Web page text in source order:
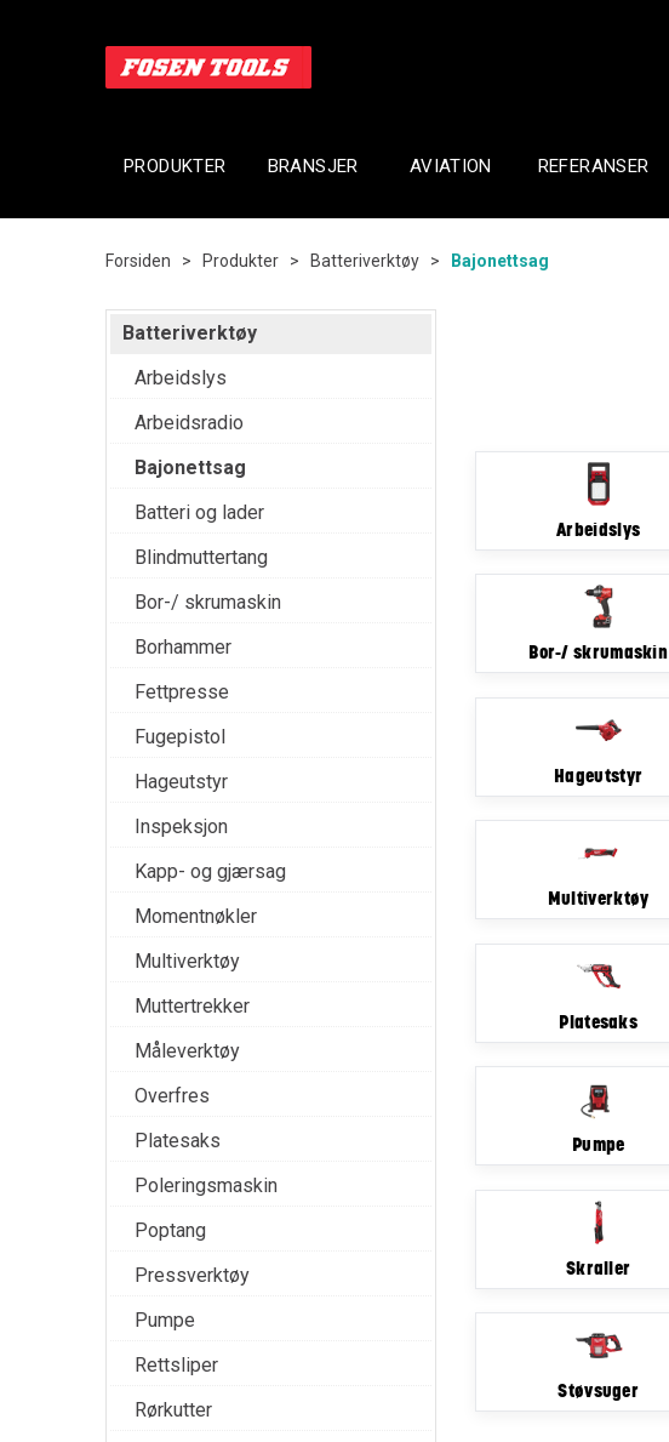
PRODUKTER BRANSJER AVIATION REFERANSER
Forsiden > Produkter > Batteriverktøy > Bajonettsag
Batteriverktøy
Arbeidslys
Arbeidsradio
Bajonettsag
Batteri og lader
Blindmuttertang
Bor-/ skrumaskin
Borhammer
Fettpresse
Fugepistol
Hageutstyr
Inspeksjon
Kapp- og gjærsag
Momentnøkler
Multiverktøy
Muttertrekker
Måleverktøy
Overfres
Platesaks
Poleringsmaskin
Poptang
Pressverktøy
Pumpe
Rettsliper
Rørkutter
Arbeidslys
Bor-/ skrumaskin
Hageutstyr
Multiverktøy
Platesaks
Pumpe
Skraller
Støvsuger